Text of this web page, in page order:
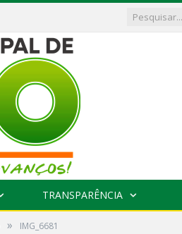
TRANSPARÊNCIA
» IMG_6681